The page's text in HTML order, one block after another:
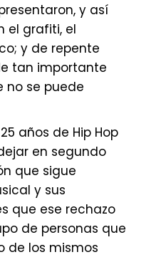
y así
el grafiti, el
y de repente
tan importante
no se puede
años de Hip Hop
en segundo
que sigue
y sus
que ese rechazo
de personas que
de los mismos